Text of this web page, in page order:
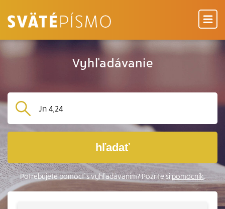
Vyhľadávanie
hľadať
Potrebujete pomôcť s vyhľadávaním? Pozrite sipomocník.